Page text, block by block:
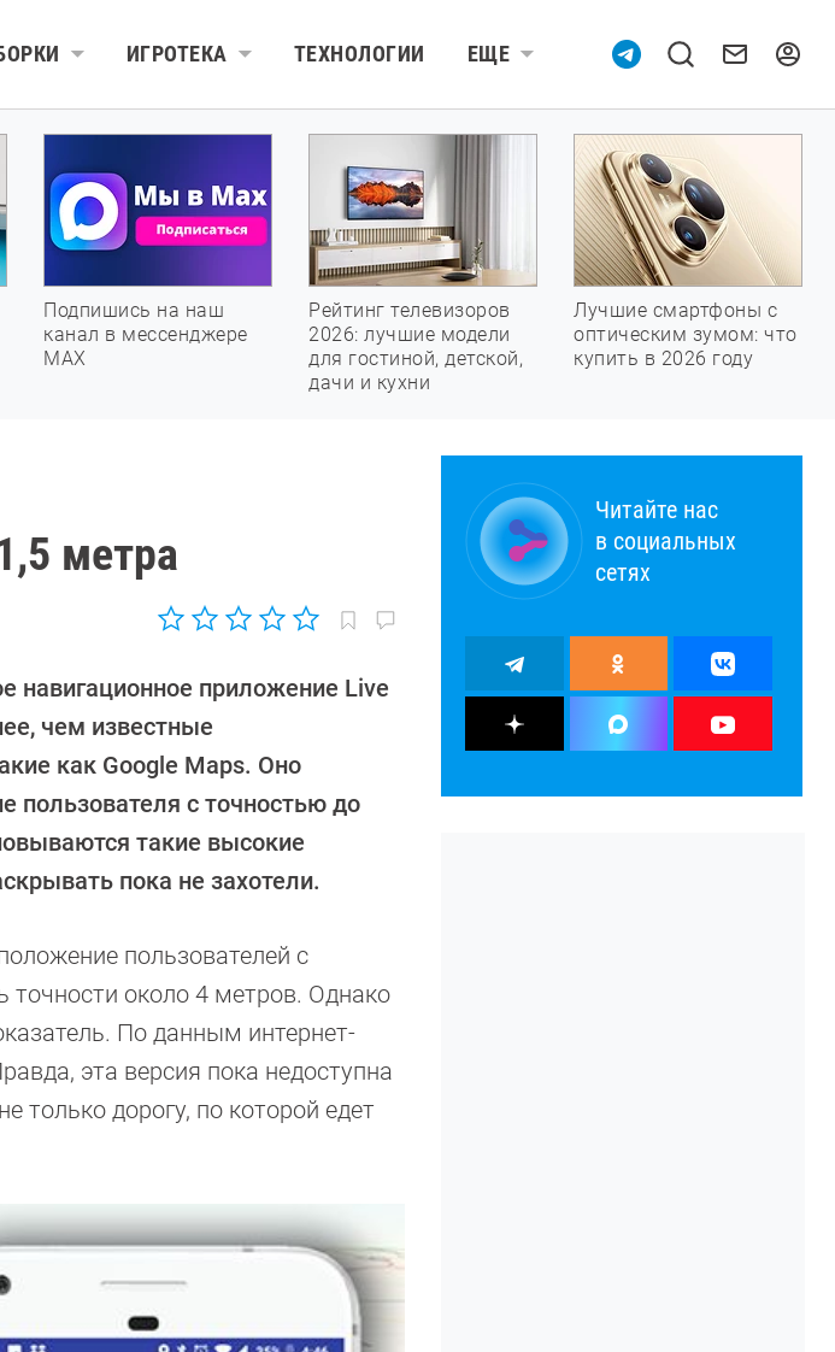
ИГРОТЕКА ТЕХНОЛОГИИ ЕЩЕ
Подпишись на наш
канал в мессенджере
МАХ
Рейтинг телевизоров
2026: лучшие модели
для гостиной, детской,
дачи и кухни
Лучшие смартфоны с
оптическим зумом: что
купить в 2026 году
метра
навигационное приложение Live
чем известные
как Google Maps. Оно
пользователя с точностью до
такие высокие
пока не захотели.
пользователей с
точности около 4 метров. Однако
По данным интернет-
эта версия пока недоступна
только дорогу, по которой едет
Читайте нас
в социальных
сетях